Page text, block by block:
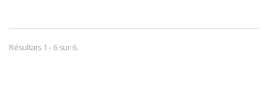
Résultats 1 - 6 sur 6.